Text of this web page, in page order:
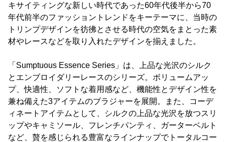
キサイティングな新しい時代であった60年代後半から70
年代前半のファッショントレンドをキーテーマに、当時の
トリンプデザインを彷彿とさせる時代の空気をまとった素
材やレースなどを取り入れたデザインを揃えました。
「Sumptuous Essence Series」は、上品な光沢のシルク
とエンブロイダリーレースのシリーズ。ボリュームアッ
プ、快適性、ソフトな着用感など、機能性とデザイン性を
兼ね備えた3アイテムのブラジャーを展開。また、コーデ
ィネートアイテムとして、シルクの上品な光沢を放つスリ
ップやキャミソール、フレンチパンティ、ガーターベルト
など、贅を感じられる豊富なラインナップでトータルコー